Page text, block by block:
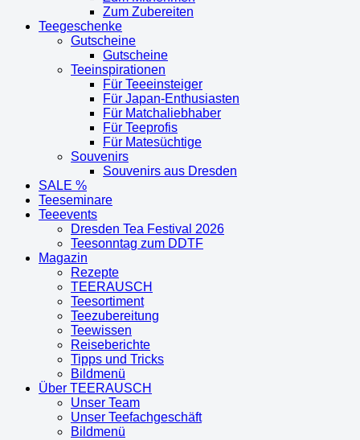
Zum Zubereiten
Teegeschenke
Gutscheine
Gutscheine
Teeinspirationen
Für Teeeinsteiger
Für Japan-Enthusiasten
Für Matchaliebhaber
Für Teeprofis
Für Matesüchtige
Souvenirs
Souvenirs aus Dresden
SALE %
Teeseminare
Teeevents
Dresden Tea Festival 2026
Teesonntag zum DDTF
Magazin
Rezepte
TEERAUSCH
Teesortiment
Teezubereitung
Teewissen
Reiseberichte
Tipps und Tricks
Bildmenü
Über TEERAUSCH
Unser Team
Unser Teefachgeschäft
Bildmenü